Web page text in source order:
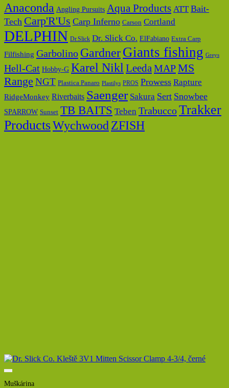
Anaconda Angling Pursuits Aqua Products ATT Bait-
Tech Carp'R'Us Carp Inferno Carson Cortland
DELPHIN Dr.Slick Dr. Slick Co. ElFabiano Extra Carp
Filfishing Garbolino GardnerGiants fishing Greys
Hell-Cat Hobby-G Karel Nikl Leeda MAPMS
Range NGT Plastica Panaro Plastilys PROS Prowess Rapture
RidgeMonkey Riverbaits Saenger Sakura Sert Snowbee
SPARROW Sunset TB BAITS Teben TrabuccoTrakker
ProductsWychwood ZFISH
Muškárina